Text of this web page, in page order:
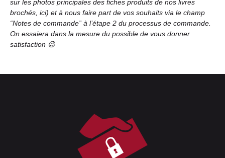
sur les photos principales des fiches produits de nos livres
brochés, ici) et à nous faire part de vos souhaits via le champ
“Notes de commande” à l’étape 2 du processus de commande.
On essaiera dans la mesure du possible de vous donner
satisfaction 😉